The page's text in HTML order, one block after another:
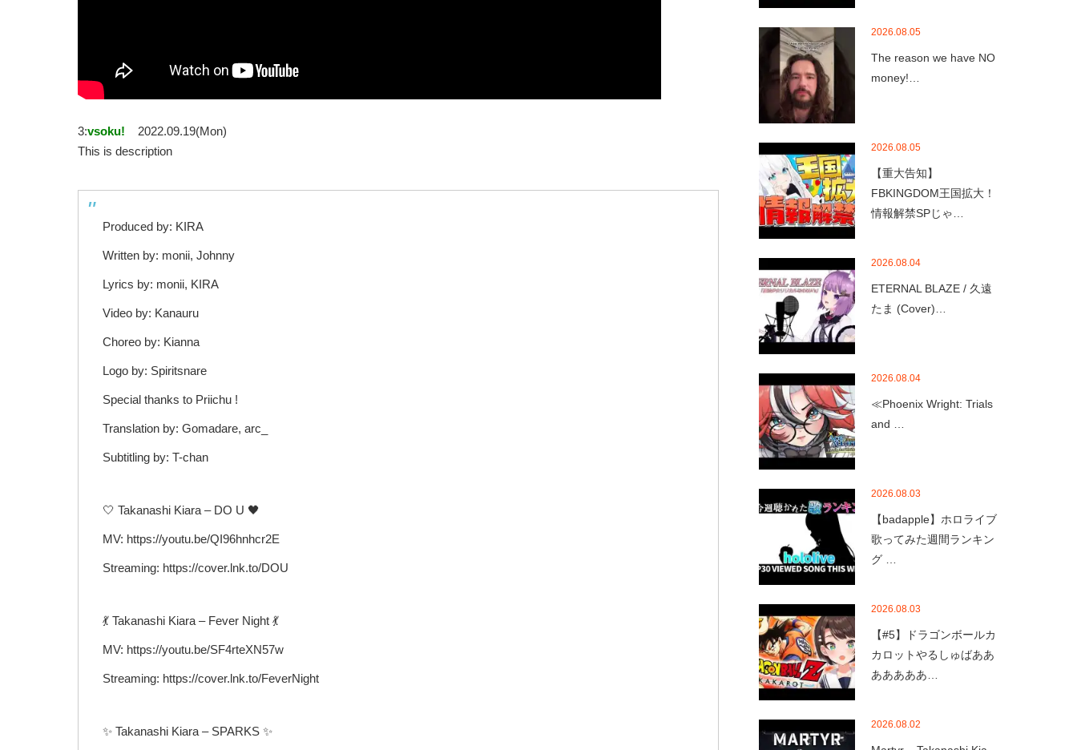
3:vsoku!
2022.09.19(Mon)
This is description
Produced by: KIRA
Written by: monii, Johnny
Lyrics by: monii, KIRA
Video by: Kanauru
Choreo by: Kianna
Logo by: Spiritsnare
Special thanks to Priichu !
Translation by: Gomadare, arc_
Subtitling by: T-chan
🤍 Takanashi Kiara – DO U 🖤
MV: https://youtu.be/QI96hnhcr2E
Streaming: https://cover.lnk.to/DOU
💃 Takanashi Kiara – Fever Night 💃
MV: https://youtu.be/SF4rteXN57w
Streaming: https://cover.lnk.to/FeverNight
✨ Takanashi Kiara – SPARKS ✨
2026.08.05
The reason we have NO
money!…
2026.08.05
【重大告知】
FBKINGDOM王国拡大！
情報解禁SPじゃ…
2026.08.04
ETERNAL BLAZE / 久遠
たま (Cover)…
2026.08.04
≪Phoenix Wright: Trials
and …
2026.08.03
【badapple】ホロライブ
歌ってみた週間ランキン
グ …
2026.08.03
【#5】ドラゴンボールカ
カロットやるしゅばああ
あああああ…
2026.08.02